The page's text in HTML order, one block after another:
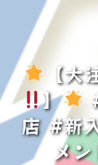
【
】
店 #新
メ